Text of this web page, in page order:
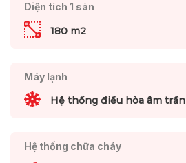
Diện tích 1 sàn
180 m2
Máy lạnh
Hệ thống điều hòa âm trần
Hệ thống chữa cháy